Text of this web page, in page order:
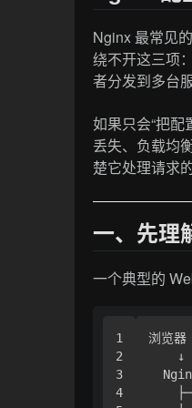
Nginx 最常见
绕不开这三项
者分发到多台
如果只会“把
丢失、负载均
楚它处理请求
一、先理
一个典型的
1
2
3
4
浏览
    ↓